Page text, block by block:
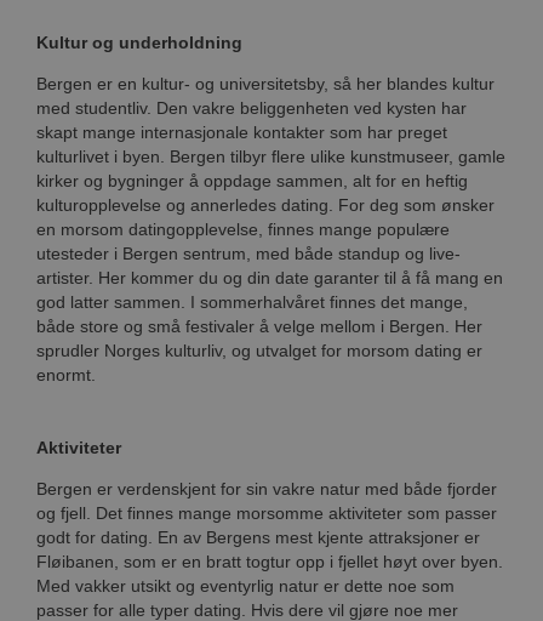
Kultur og underholdning
Bergen er en kultur- og universitetsby, så her blandes kultur
med studentliv. Den vakre beliggenheten ved kysten har
skapt mange internasjonale kontakter som har preget
kulturlivet i byen. Bergen tilbyr flere ulike kunstmuseer, gamle
kirker og bygninger å oppdage sammen, alt for en heftig
kulturopplevelse og annerledes dating. For deg som ønsker
en morsom datingopplevelse, finnes mange populære
utesteder i Bergen sentrum, med både standup og live-
artister. Her kommer du og din date garanter til å få mang en
god latter sammen. I sommerhalvåret finnes det mange,
både store og små festivaler å velge mellom i Bergen. Her
sprudler Norges kulturliv, og utvalget for morsom dating er
enormt.
Aktiviteter
Bergen er verdenskjent for sin vakre natur med både fjorder
og fjell. Det finnes mange morsomme aktiviteter som passer
godt for dating. En av Bergens mest kjente attraksjoner er
Fløibanen, som er en bratt togtur opp i fjellet høyt over byen.
Med vakker utsikt og eventyrlig natur er dette noe som
passer for alle typer dating. Hvis dere vil gjøre noe mer